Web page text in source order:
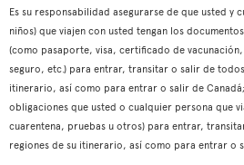
Es su responsabilidad asegurarse de que usted y
niños) que viajen con usted tengan los
(como pasaporte, visa, certificado de
seguro, etc.) para entrar, transitar o salir de
itinerario, así como para entrar o salir de
obligaciones que usted o cualquier persona que
cuarentena, pruebas u otros) para entrar,
regiones de su itinerario, así como para entrar o